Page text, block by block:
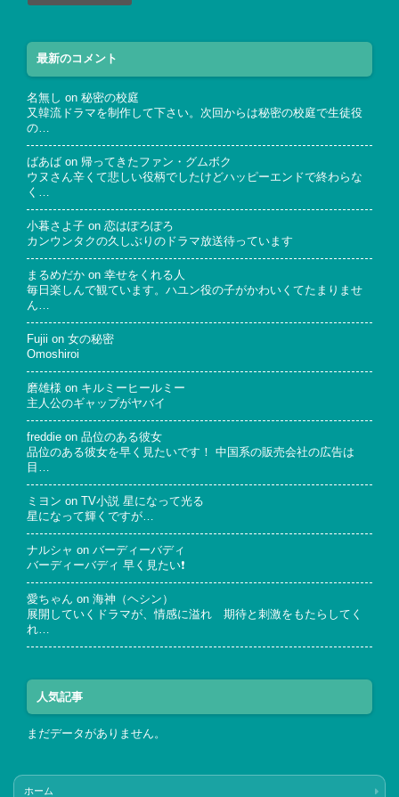
最新のコメント
名無し on 秘密の校庭
又韓流ドラマを制作して下さい。次回からは秘密の校庭で生徒役
の…
ばあば on 帰ってきたファン・グムボク
ウヌさん辛くて悲しい役柄でしたけどハッピーエンドで終わらな
く…
小暮さよ子 on 恋はぽろぽろ
カンウンタクの久しぶりのドラマ放送待っています
まるめだか on 幸せをくれる人
毎日楽しんで観ています。ハユン役の子がかわいくてたまりませ
ん…
Fujii on 女の秘密
Omoshiroi
磨雄様 on キルミーヒールミー
主人公のギャップがヤバイ
freddie on 品位のある彼女
品位のある彼女を早く見たいです！ 中国系の販売会社の広告は
目…
ミヨン on
TV小説 星になって光る
星になって輝くですが…
ナルシャ on バーディーバディ
バーディーバディ 早く見たい❗
愛ちゃん on 海神（ヘシン）
展開していくドラマが、情感に溢れ 期待と刺激をもたらしてく
れ…
人気記事
まだデータがありません。
ホーム